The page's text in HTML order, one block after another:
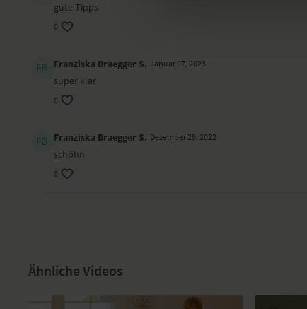
gute Tipps
0
Franziska Braegger S. Januar 07, 2023
super klar
0
Franziska Braegger S. Dezember 29, 2022
schöhn
0
Ähnliche Videos